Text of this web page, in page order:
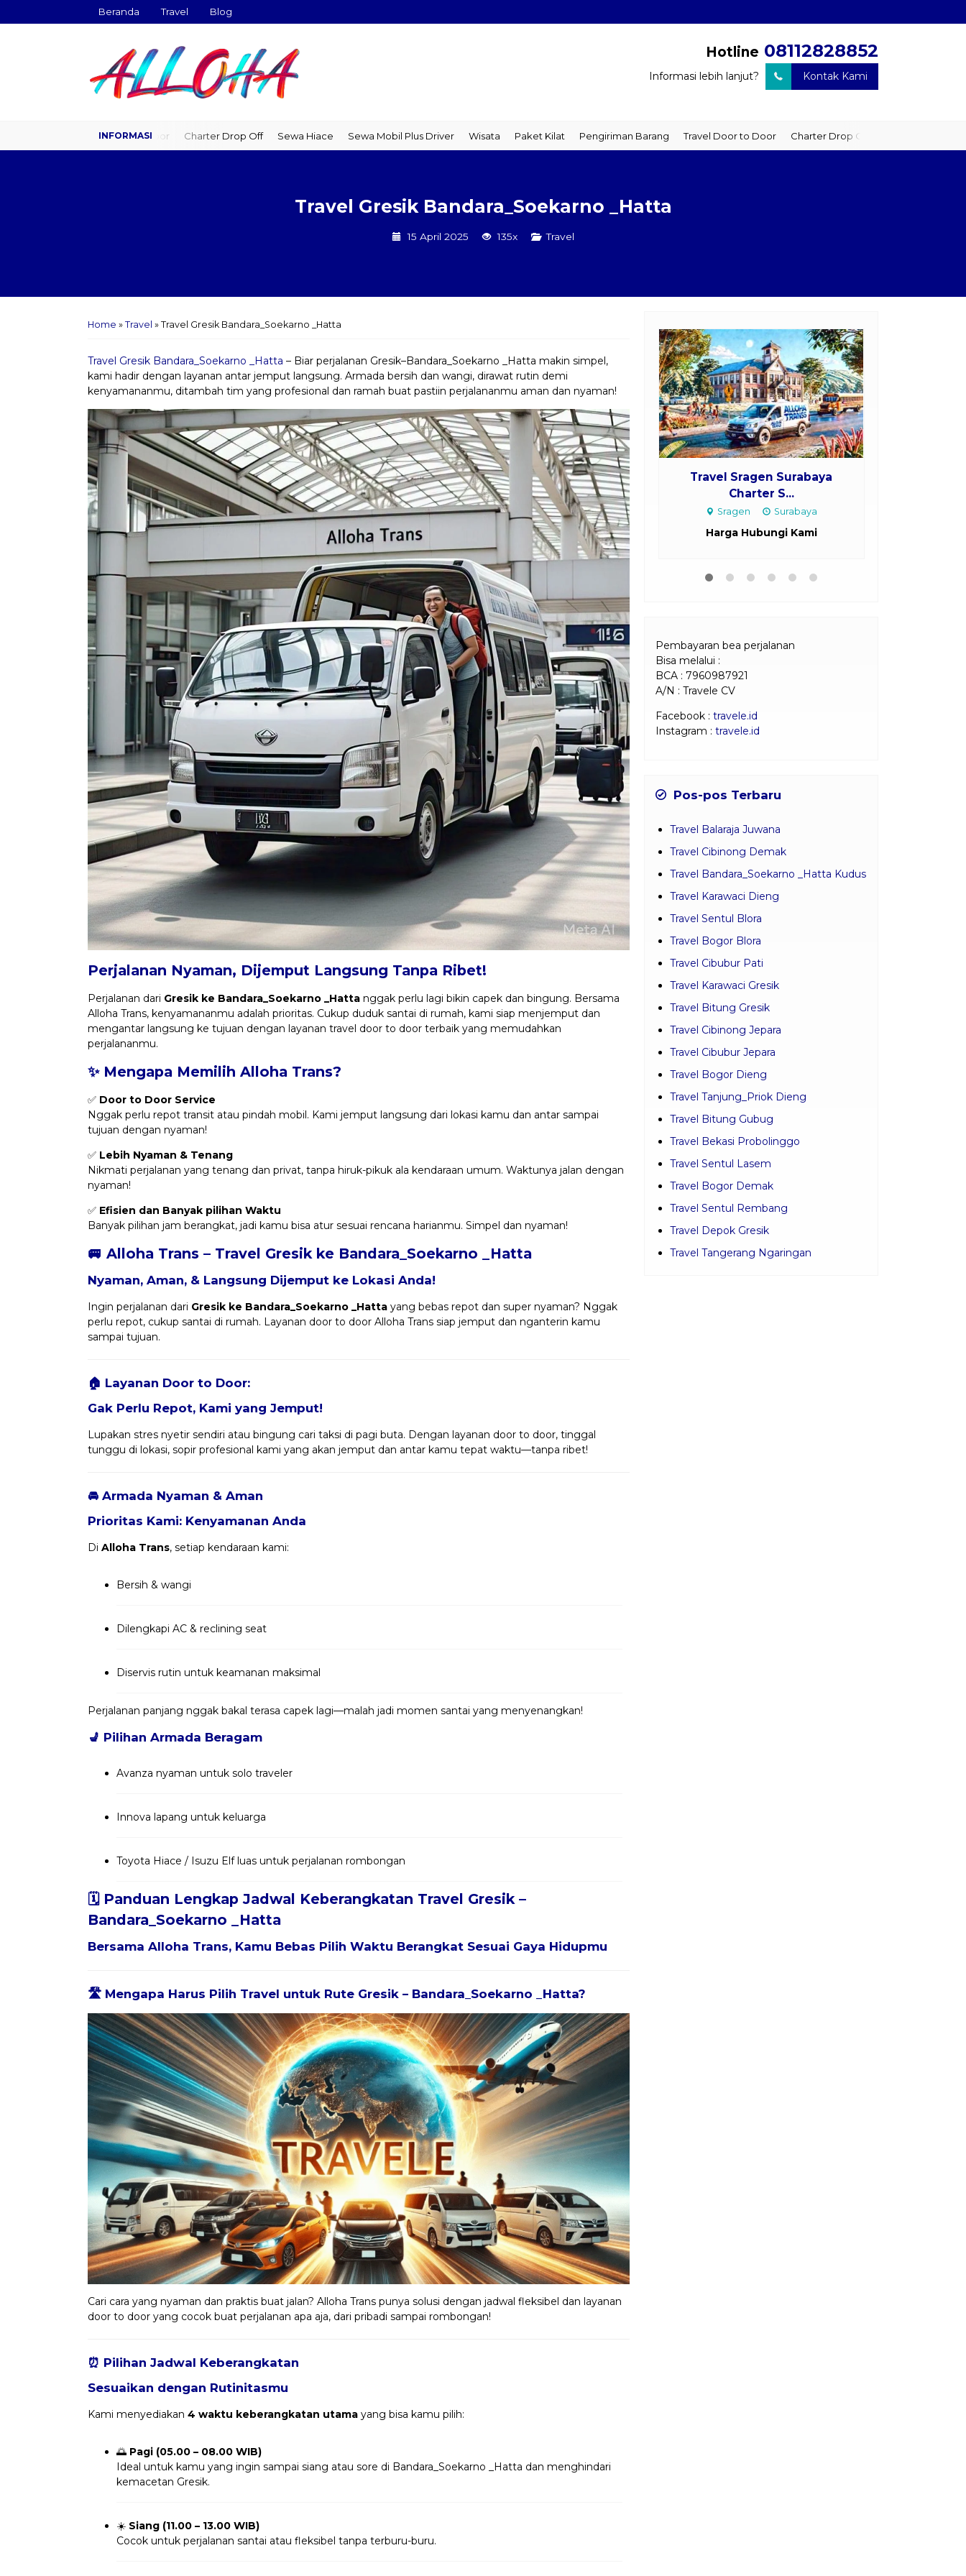
Beranda Travel Blog
Hotline 08112828852
Informasi lebih lanjut? Kontak Kami
Travel Door to Door Charter Drop Off Sewa Hiace Sewa Mobil Plus Driver Wisata Paket Kilat Pengiriman Barang Travel Door to Door Charter Drop Off Sewa Hiace
Travel Gresik Bandara_Soekarno _Hatta
15 April 2025 135x Travel
Home » Travel » Travel Gresik Bandara_Soekarno _Hatta
Travel Gresik Bandara_Soekarno _Hatta – Biar perjalanan Gresik–Bandara_Soekarno _Hatta makin simpel,
kami hadir dengan layanan antar jemput langsung. Armada bersih dan wangi, dirawat rutin demi
kenyamananmu, ditambah tim yang profesional dan ramah buat pastiin perjalananmu aman dan nyaman!
Perjalanan Nyaman, Dijemput Langsung Tanpa Ribet!
Perjalanan dari Gresik ke Bandara_Soekarno _Hatta nggak perlu lagi bikin capek dan bingung. Bersama
Alloha Trans, kenyamananmu adalah prioritas. Cukup duduk santai di rumah, kami siap menjemput dan
mengantar langsung ke tujuan dengan layanan travel door to door terbaik yang memudahkan
perjalananmu.
✨ Mengapa Memilih Alloha Trans?
✅ Door to Door Service
Nggak perlu repot transit atau pindah mobil. Kami jemput langsung dari lokasi kamu dan antar sampai
tujuan dengan nyaman!
✅ Lebih Nyaman & Tenang
Nikmati perjalanan yang tenang dan privat, tanpa hiruk-pikuk ala kendaraan umum. Waktunya jalan dengan
nyaman!
✅ Efisien dan Banyak pilihan Waktu
Banyak pilihan jam berangkat, jadi kamu bisa atur sesuai rencana harianmu. Simpel dan nyaman!
🚐 Alloha Trans – Travel Gresik ke Bandara_Soekarno _Hatta
Nyaman, Aman, & Langsung Dijemput ke Lokasi Anda!
Ingin perjalanan dari Gresik ke Bandara_Soekarno _Hatta yang bebas repot dan super nyaman? Nggak
perlu repot, cukup santai di rumah. Layanan door to door Alloha Trans siap jemput dan nganterin kamu
sampai tujuan.
🏠 Layanan Door to Door:
Gak Perlu Repot, Kami yang Jemput!
Lupakan stres nyetir sendiri atau bingung cari taksi di pagi buta. Dengan layanan door to door, tinggal
tunggu di lokasi, sopir profesional kami yang akan jemput dan antar kamu tepat waktu—tanpa ribet!
🚘 Armada Nyaman & Aman
Prioritas Kami: Kenyamanan Anda
Di Alloha Trans, setiap kendaraan kami:
Bersih & wangi
Dilengkapi AC & reclining seat
Diservis rutin untuk keamanan maksimal
Perjalanan panjang nggak bakal terasa capek lagi—malah jadi momen santai yang menyenangkan!
💺 Pilihan Armada Beragam
Avanza nyaman untuk solo traveler
Innova lapang untuk keluarga
Toyota Hiace / Isuzu Elf luas untuk perjalanan rombongan
🗓️ Panduan Lengkap Jadwal Keberangkatan Travel Gresik –
Bandara_Soekarno _Hatta
Bersama Alloha Trans, Kamu Bebas Pilih Waktu Berangkat Sesuai Gaya Hidupmu
🛣️ Mengapa Harus Pilih Travel untuk Rute Gresik – Bandara_Soekarno _Hatta?
Cari cara yang nyaman dan praktis buat jalan? Alloha Trans punya solusi dengan jadwal fleksibel dan layanan
door to door yang cocok buat perjalanan apa aja, dari pribadi sampai rombongan!
⏰ Pilihan Jadwal Keberangkatan
Sesuaikan dengan Rutinitasmu
Kami menyediakan 4 waktu keberangkatan utama yang bisa kamu pilih:
🌅 Pagi (05.00 – 08.00 WIB)
Ideal untuk kamu yang ingin sampai siang atau sore di Bandara_Soekarno _Hatta dan menghindari
kemacetan Gresik.
☀️ Siang (11.00 – 13.00 WIB)
Cocok untuk perjalanan santai atau fleksibel tanpa terburu-buru.
Travel Sragen Surabaya
Charter S...
Sragen Surabaya
Harga Hubungi Kami
Pembayaran bea perjalanan
Bisa melalui :
BCA : 7960987921
A/N : Travele CV
Facebook : travele.id
Instagram : travele.id
Pos-pos Terbaru
Travel Balaraja Juwana
Travel Cibinong Demak
Travel Bandara_Soekarno _Hatta Kudus
Travel Karawaci Dieng
Travel Sentul Blora
Travel Bogor Blora
Travel Cibubur Pati
Travel Karawaci Gresik
Travel Bitung Gresik
Travel Cibinong Jepara
Travel Cibubur Jepara
Travel Bogor Dieng
Travel Tanjung_Priok Dieng
Travel Bitung Gubug
Travel Bekasi Probolinggo
Travel Sentul Lasem
Travel Bogor Demak
Travel Sentul Rembang
Travel Depok Gresik
Travel Tangerang Ngaringan